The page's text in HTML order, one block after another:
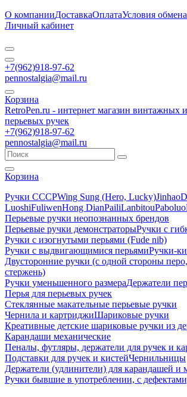
О компанииДоставкаОплатаУсловия
Личный кабинет
+7(962)918-97-62
pennostalgia@mail.ru
Корзина
RetroPen.ru - интернет магазин винтажных
перьевых ручек
+7(962)918-97-62
pennostalgia@mail.ru
Корзина
Ручки СССРWing Sung (Hero, Lucky)Jinhao
LuoshiFuliwenHong DianPailiLanbitouPaboluo
Перьевые ручки неопознанных брендов
Перьевые ручки демонстраторыРучки с
Ручки с изогнутыми перьями (Fude nib)
Ручки с выдвигающимися перьямиРучки-
Двусторонние ручки (с одной стороны
стержень)
Ручки уменьшенного размераДержатели
Перья для перьевых ручек
Стеклянные макательные перьевые ручки
Чернила и картриджиШариковые ручки
Креативные детские шариковые ручки из
Карандаши механические
Пеналы, футляры, держатели для ручек и
Подставки для ручек и кистейЧернильницы
Держатели (удлинители) для карандашей и
Ручки бывшие в употреблении, с